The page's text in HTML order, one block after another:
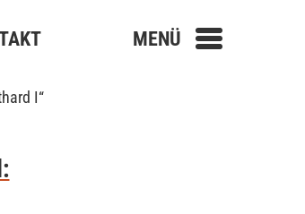
MENÜ
I“